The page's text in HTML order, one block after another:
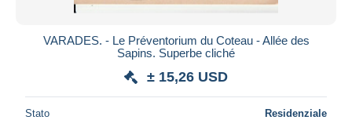
VARADES. - Le Préventorium du Coteau - Allée des
Sapins. Superbe cliché
± 15,26 USD
Stato Residenziale